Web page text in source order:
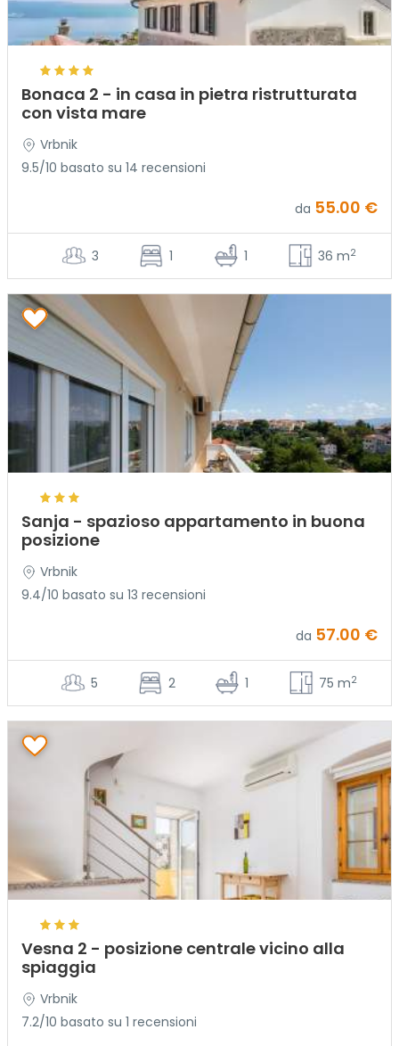
Bonaca 2 - in casa in pietra ristrutturata
con vista mare
Vrbnik
9.5/10 basato su 14 recensioni
da 55.00 €
3 1 1 36 m2
Sanja - spazioso appartamento in buona
posizione
Vrbnik
9.4/10 basato su 13 recensioni
da 57.00 €
5 2 1 75 m2
Vesna 2 - posizione centrale vicino alla
spiaggia
Vrbnik
7.2/10 basato su 1 recensioni